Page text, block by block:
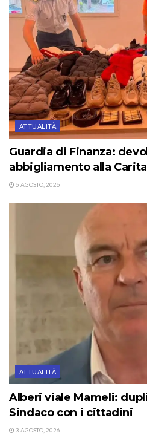
ATTUALITÀ
Guardia di Finanza:
abbigliamento alla
6 AGOSTO, 2026
ATTUALITÀ
Alberi viale Mameli:
Sindaco con i cittadini
3 AGOSTO, 2026